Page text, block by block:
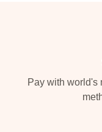
Pay with world's